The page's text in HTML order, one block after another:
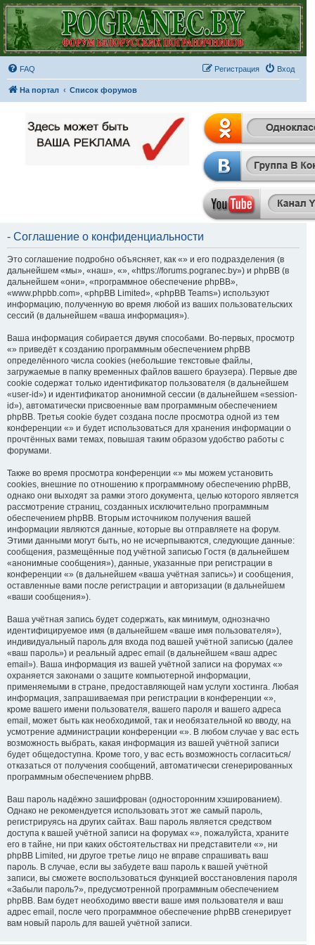
FAQ Вход
Регистрация
На портал Список форумов
- Соглашение о конфиденциальности
Это соглашение подробно объясняет, как «» и его подразделения (в
дальнейшем «мы», «наш», «», «https://forums.pogranec.by») и phpBB (в
дальнейшем «они», «программное обеспечение phpBB»,
«www.phpbb.com», «phpBB Limited», «phpBB Teams») используют
информацию, полученную во время любой из ваших пользовательских
сессий (в дальнейшем «ваша информация»).
Ваша информация собирается двумя способами. Во-первых, просмотр
«» приведёт к созданию программным обеспечением phpBB
определённого числа cookies (небольшие текстовые файлы,
загружаемые в папку временных файлов вашего браузера). Первые две
cookie содержат только идентификатор пользователя (в дальнейшем
«user-id») и идентификатор анонимной сессии (в дальнейшем «session-
id»), автоматически присвоенные вам программным обеспечением
phpBB. Третья cookie будет создана после просмотра одной из тем
конференции «» и будет использоваться для хранения информации о
прочтённых вами темах, повышая таким образом удобство работы с
форумами.
Также во время просмотра конференции «» мы можем установить
cookies, внешние по отношению к программному обеспечению phpBB,
однако они выходят за рамки этого документа, целью которого является
рассмотрение страниц, созданных исключительно программным
обеспечением phpBB. Вторым источником получения вашей
информации являются данные, которые вы отправляете на форум.
Этими данными могут быть, но не исчерпываются, следующие данные:
сообщения, размещённые под учётной записью Гостя (в дальнейшем
«анонимные сообщения»), данные, указанные при регистрации в
конференции «» (в дальнейшем «ваша учётная запись») и сообщения,
оставленные вами после регистрации и авторизации (в дальнейшем
«ваши сообщения»).
Ваша учётная запись будет содержать, как минимум, однозначно
идентифицируемое имя (в дальнейшем «ваше имя пользователя»),
индивидуальный пароль для входа под вашей учётной записью (далее
«ваш пароль») и реальный адрес email (в дальнейшем «ваш адрес
email»). Ваша информация из вашей учётной записи на форумах «»
охраняется законами о защите компьютерной информации,
применяемыми в стране, предоставляющей нам услуги хостинга. Любая
информация, запрашиваемая при регистрации в конференции «»,
кроме вашего имени пользователя, вашего пароля и вашего адреса
email, может быть как необходимой, так и необязательной ко вводу, на
усмотрение администрации конференции «». В любом случае у вас есть
возможность выбрать, какая информация из вашей учётной записи
будет общедоступна. Кроме того, у вас есть возможность согласиться/
отказаться от получения сообщений, автоматически сгенерированных
программным обеспечением phpBB.
Ваш пароль надёжно зашифрован (односторонним хэшированием).
Однако не рекомендуется использовать этот же самый пароль,
регистрируясь на других сайтах. Ваш пароль является средством
доступа к вашей учётной записи на форумах «», пожалуйста, храните
его в тайне, ни при каких обстоятельствах ни представители «», ни
phpBB Limited, ни другое третье лицо не вправе спрашивать ваш
пароль. В случае, если вы забудете ваш пароль к вашей учётной
записи, вы сможете воспользоваться функцией восстановления пароля
«Забыли пароль?», предусмотренной программным обеспечением
phpBB. Вам будет необходимо ввести ваше имя пользователя и ваш
адрес email, после чего программное обеспечение phpBB сгенерирует
вам новый пароль для вашей учётной записи.